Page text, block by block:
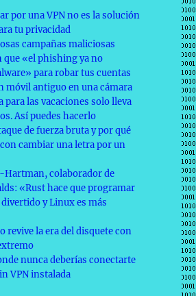
por una VPN no es la solución
tu privacidad
campañas maliciosas
que «el phishing ya no
para robar tus cuentas
móvil antiguo en una cámara
para las vacaciones solo lleva
Así puedes hacerlo
de fuerza bruta y por qué
cambiar una letra por un
Hartman, colaborador de
«Rust hace que programar
divertido y Linux es más
revive la era del disquete con
nunca deberías conectarte
VPN instalada